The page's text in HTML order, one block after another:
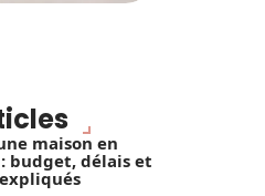
maison en
budget, délais et